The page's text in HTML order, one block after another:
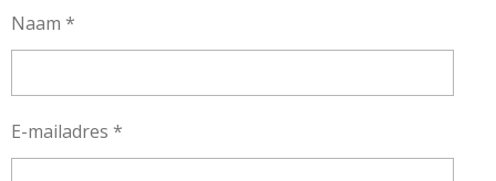
Naam *
E-mailadres *